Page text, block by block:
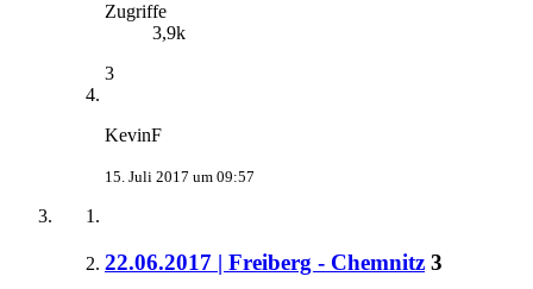
Zugriffe
3,9k
3
KevinF
15. Juli 2017 um 09:57
22.06.2017 | Freiberg - Chemnitz 3